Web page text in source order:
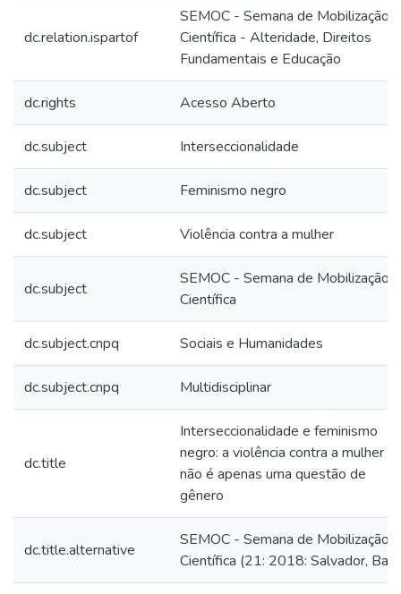
dc.relation.ispartof
SEMOC - Semana de Mobilização
Científica - Alteridade, Direitos
Fundamentais e Educação
dc.rights Acesso Aberto
dc.subject Interseccionalidade
dc.subject Feminismo negro
dc.subject Violência contra a mulher
dc.subject
SEMOC - Semana de Mobilização
Científica
dc.subject.cnpq Sociais e Humanidades
dc.subject.cnpq Multidisciplinar
dc.title
Interseccionalidade e feminismo
negro: a violência contra a mulher
não é apenas uma questão de
gênero
dc.title.alternative
SEMOC - Semana de Mobilização
Científica (21: 2018: Salvador, Ba)